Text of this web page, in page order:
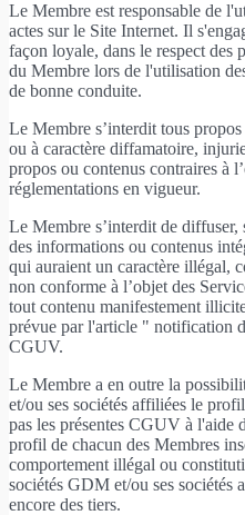
Le Membre est responsable de
actes sur le Site Internet. Il
façon loyale, dans le respect des
du Membre lors de l'utilisation
de bonne conduite.
Le Membre s’interdit tous
ou à caractère diffamatoire,
propos ou contenus contraires à
réglementations en vigueur.
Le Membre s’interdit de diffuser,
des informations ou contenus
qui auraient un caractère illégal,
non conforme à l’objet des
tout contenu manifestement
prévue par l'article " notification
CGUV.
Le Membre a en outre la
et/ou ses sociétés affiliées le
pas les présentes CGUV à
profil de chacun des Membres
comportement illégal ou
sociétés GDM et/ou ses sociétés
encore des tiers.